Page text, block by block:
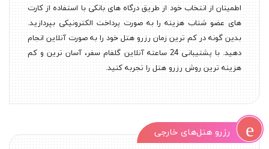
اطمینان از انتخاب خود از طریق درگاه های بانکی با استفاده از کارت
های عضو شتاب هزینه را به صورت پرداخت الکترونیکی بپردازید.
بدین گونه در کم ترین زمان رزرو هتل خود را به صورت آنلاین انجام
دهید. با پشتیبانی 24 ساعته آنلاین گلفام سفر، آسان ترین و کم
هزینه ترین روش رزرو هتل را تجربه کنید.
رزرو هتل‌های خارجی